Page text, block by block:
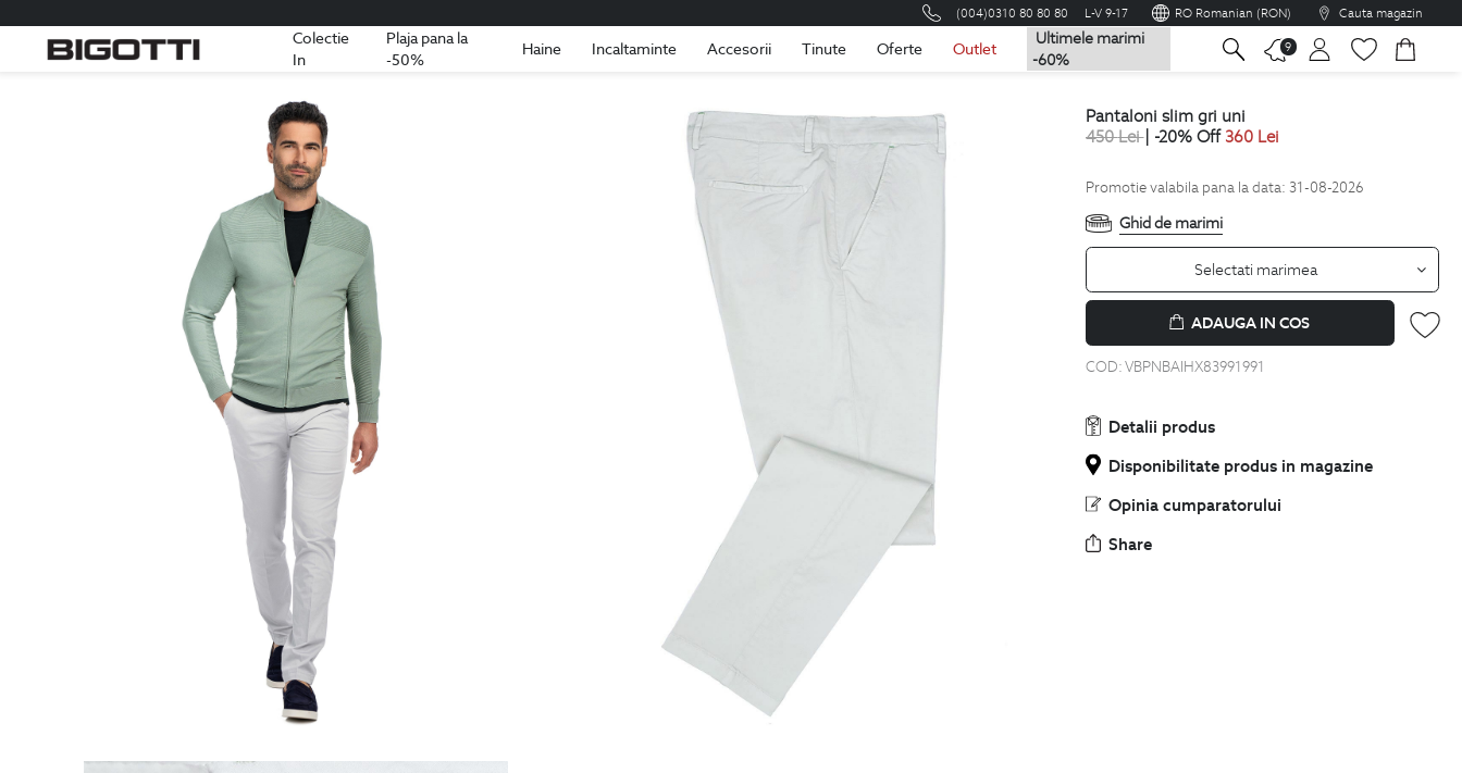
(004)0310 80 80 80 L-V 9-17 RO Romanian (RON) Cauta magazin
Colectie
In
Plaja pana la
-50%
Haine Incaltaminte Accesorii Tinute Oferte Outlet
Ultimele marimi
-60%
9
Romania Romana
pantaloni slim gri uni
450Lei| -20% Off 360 Lei
Promotie valabila pana la data: 31-08-2026
Ghid de marimi
Selectati marimea
ADAUGA IN COS
COD:VBPNBAIHX83991991
Detalii produs
Disponibilitate produs in magazine
Opinia cumparatorului
Share